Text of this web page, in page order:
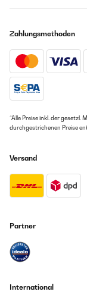
Zahlungsmethoden
*Alle Preise inkl. der gesetzl.
durchgestrichenen Preise
Versand
Partner
International